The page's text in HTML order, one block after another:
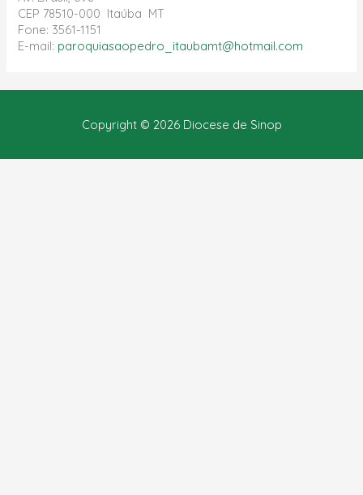
CEP 78510-000 Itaúba MT
Fone: 3561-1151
E-mail: paroquiasaopedro_itaubamt@hotmail.com
Copyright © 2026 Diocese de Sinop